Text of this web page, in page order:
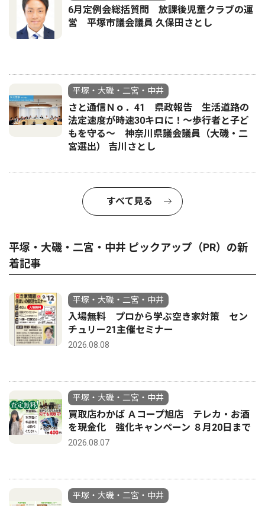
6月定例会総括質問 放課後児童クラブの運
営 平塚市議会議員 久保田さとし
平塚・大磯・二宮・中井
さと通信Ｎｏ．41 県政報告 生活道路の
法定速度が時速30キロに！〜歩行者と子ど
もを守る〜 神奈川県議会議員（大磯・二
宮選出） 吉川さとし
すべて見る
平塚・大磯・二宮・中井 ピックアップ（PR）の新
着記事
平塚・大磯・二宮・中井
入場無料 プロから学ぶ空き家対策 セン
チュリー21主催セミナー
2026.08.08
平塚・大磯・二宮・中井
買取店わかば Ａコープ旭店 テレカ・お酒
を現金化 強化キャンペーン ８月20日まで
2026.08.07
平塚・大磯・二宮・中井